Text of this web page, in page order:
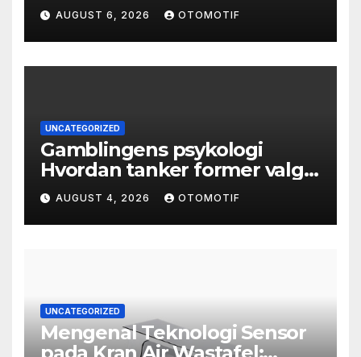
AUGUST 6, 2026 OTOMOTIF
UNCATEGORIZED
Gamblingens psykologi
Hvordan tanker former valg
og atferd
AUGUST 4, 2026 OTOMOTIF
UNCATEGORIZED
Mengenal Teknologi Sensor